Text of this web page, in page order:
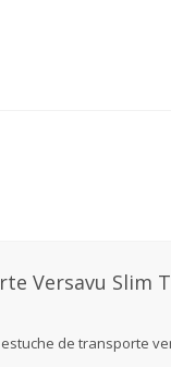
Versavu Slim
de transporte